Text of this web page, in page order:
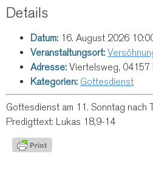
Details
Datum: 16. August 2026
Veranstaltungsort:
Adresse: Viertelsweg, 04157
Kategorien: Gottesdienst
Gottesdienst am 11. Sonntag nach
Predigttext: Lukas 18,9-14